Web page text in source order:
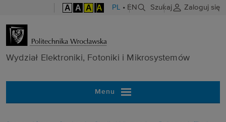
A A A A PL • EN Szukaj Zaloguj się
Wydział
Wydział Elektroniki, Fotoniki i Mikrosystemów
Menu